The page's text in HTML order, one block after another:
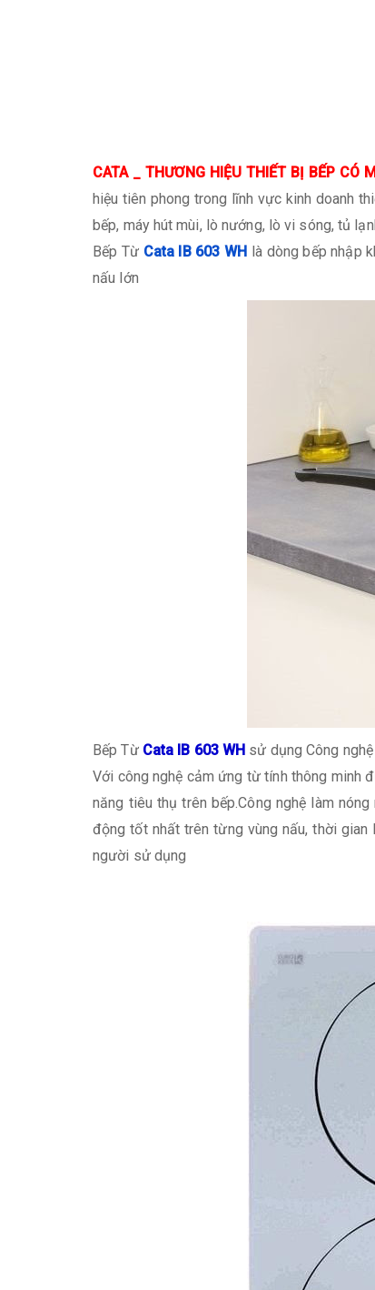
CATA _ THƯƠNG HIỆU THIẾT BỊ BẾP CÓ
hiệu tiên phong trong lĩnh vực kinh doanh
bếp, máy hút mùi, lò nướng, lò vi sóng, tủ
Bếp Từ Cata IB 603 WH là dòng bếp nhập
nấu lớn
Bếp Từ Cata IB 603 WH sử dụng Công
Với công nghệ cảm ứng từ tính thông minh
năng tiêu thụ trên bếp.Công nghệ làm
động tốt nhất trên từng vùng nấu, thời gian
người sử dụng